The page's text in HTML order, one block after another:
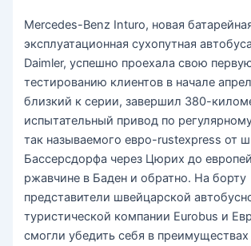
Mercedes-Benz Inturo, новая
эксплуатационная сухопутная
Daimler, успешно проехала свою
тестированию клиентов в начале
близкий к серии, завершил 380-
испытательный привод по
так называемого евро-rustexpress от
Бассерсдорфа через Цюрих до
ржавчине в Баден и обратно. На борту
представители швейцарской
туристической компании Eurobus и
смогли убедить себя в